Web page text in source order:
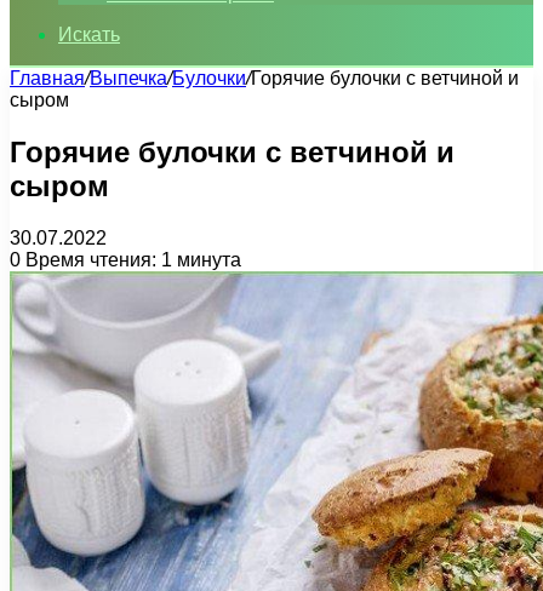
Искать
Главная/Выпечка/Булочки/Горячие булочки с ветчиной и
сыром
Горячие булочки с ветчиной и
сыром
30.07.2022
0 Время чтения: 1 минута